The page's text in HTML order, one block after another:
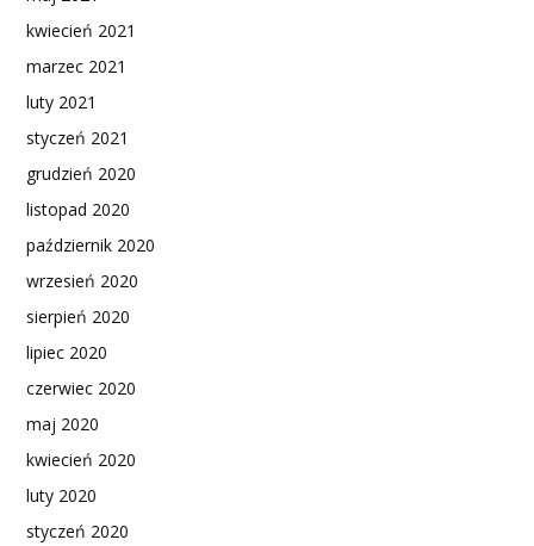
kwiecień 2021
marzec 2021
luty 2021
styczeń 2021
grudzień 2020
listopad 2020
październik 2020
wrzesień 2020
sierpień 2020
lipiec 2020
czerwiec 2020
maj 2020
kwiecień 2020
luty 2020
styczeń 2020